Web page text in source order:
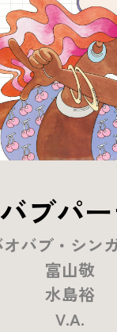
ブパ
オバブ・シン
富山敬
水島裕
V.A.